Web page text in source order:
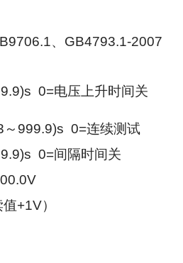
、GB4793.1-2007
0=电压上升时间关
～999.9)s 0=连续测试
0=间隔时间关
+1V）